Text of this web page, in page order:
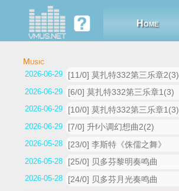
Home
[11/0] 莫扎特332第三乐章2(3)
2026-06-29 10:25:21
[6/0] 莫扎特332第三乐章1(3)
2026-06-29 10:19:32
[10/0] 莫扎特332第三乐章1(3)
2026-06-29 10:18:34
[7/0] 升f小调幻想曲2(2)
2026-06-29 10:07:59
[23/0] 李斯特《侏儒之舞》
2026-05-28 14:03:45
[25/0] 贝多芬黎明奏鸣曲
2026-05-28 13:49:02
[24/0] 贝多芬月光奏鸣曲
2026-05-28 13:33:33